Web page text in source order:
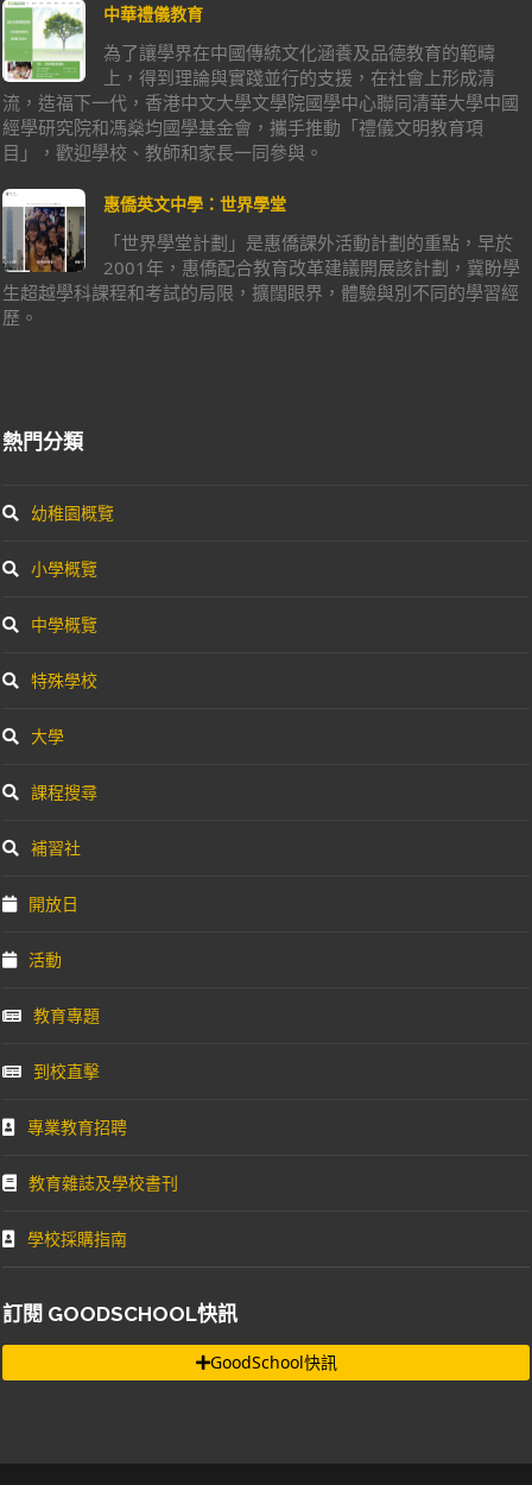
中華禮儀教育
為了讓學界在中國傳統文化涵養及品德教育的範疇
上，得到理論與實踐並行的支援，在社會上形成清
流，造福下一代，香港中文大學文學院國學中心聯同清華大學中國
經學研究院和馮燊均國學基金會，攜手推動「禮儀文明教育項
目」，歡迎學校、教師和家長一同參與。
惠僑英文中學：世界學堂
「世界學堂計劃」是惠僑課外活動計劃的重點，早於
2001年，惠僑配合教育改革建議開展該計劃，冀盼學
生超越學科課程和考試的局限，擴闊眼界，體驗與別不同的學習經
歷。
熱門分類
幼稚園概覽
小學概覽
中學概覽
特殊學校
大學
課程搜尋
補習社
開放日
活動
教育專題
到校直擊
專業教育招聘
教育雜誌及學校書刊
學校採購指南
訂閱 GOODSCHOOL快訊
GoodSchool快訊